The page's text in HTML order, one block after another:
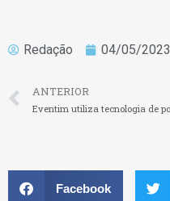
Redação 04/05/2023
ANTERIOR
Facebook